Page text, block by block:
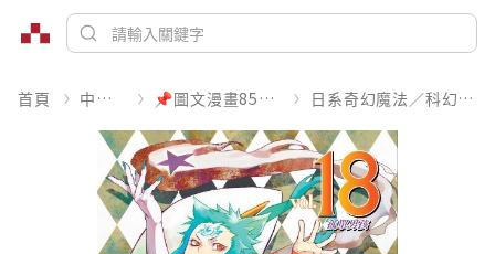
首頁 中文書 📌圖文漫畫85折起 日系奇幻魔法／科幻冒險